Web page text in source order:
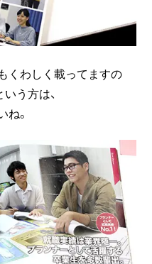
くわしく載ってますの
う方は、
。